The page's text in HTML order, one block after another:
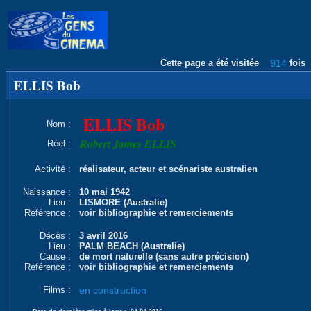
Cette page a été visitée 914 fois
ELLIS Bob
Nom : ELLIS Bob
Réel : Robert James ELLIS
Activité : réalisateur, acteur et scénariste australien
Naissance :
10 mai 1942
Lieu :
LISMORE (Australie)
Reférence :
voir bibliographie et remerciements
Décès :
3 avril 2016
Lieu :
PALM BEACH (Australie)
Cause :
de mort naturelle (sans autre précision)
Reférence :
voir bibliographie et remerciements
Films : en construction